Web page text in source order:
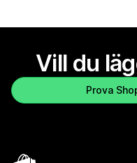
Vill du
Prova